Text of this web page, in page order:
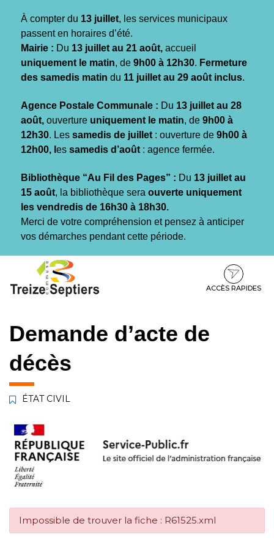
À compter du 13 juillet, les services municipaux
passent en horaires d’été.
Mairie : Du 13 juillet au 21 août, accueil
uniquement le matin, de 9h00 à 12h30. Fermeture
des samedis matin du 11 juillet au 29 août inclus.
Agence Postale Communale : Du 13 juillet au 28
août, ouverture uniquement le matin, de 9h00 à
12h30. Les samedis de juillet : ouverture de 9h00 à
12h00, l es samedis d’août : agence fermée.
Bibliothèque “Au Fil des Pages” : Du 13 juillet au
15 août, la bibliothèque sera ouverte uniquement
les vendredis de 16h30 à 18h30.
Merci de votre compréhension et pensez à anticiper
vos démarches pendant cette période.
contenu
pied
ACCÈS RAPIDES
Demande d’acte de
décès
ÉTAT CIVIL
Impossible de trouver la fiche : R61525.xml